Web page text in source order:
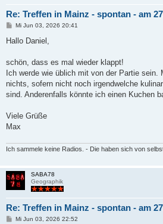
Re: Treffen in Mainz - spontan - am
B
i
a
Mi Jun 03, 2026 20:41
Hallo Daniel,
schön, dass es mal wieder klappt!
Ich werde wie üblich mit von der Partie sein.
nichts, sofern nicht noch irgendwelche
sind. Anderenfalls könnte ich einen Kuchen
Viele Grüße
Max
Ich sammele keine Radios. - Die haben sich von
SABA78
Geographik
Re: Treffen in Mainz - spontan - am
BMi Jun 03, 2026 22:52